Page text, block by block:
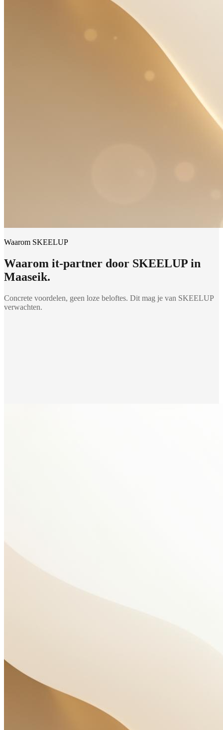
Waarom SKEELUP
Waarom it-partner door SKEELUP in
Maaseik.
Concrete voordelen, geen loze beloftes. Dit mag je van SKEELUP
verwachten.